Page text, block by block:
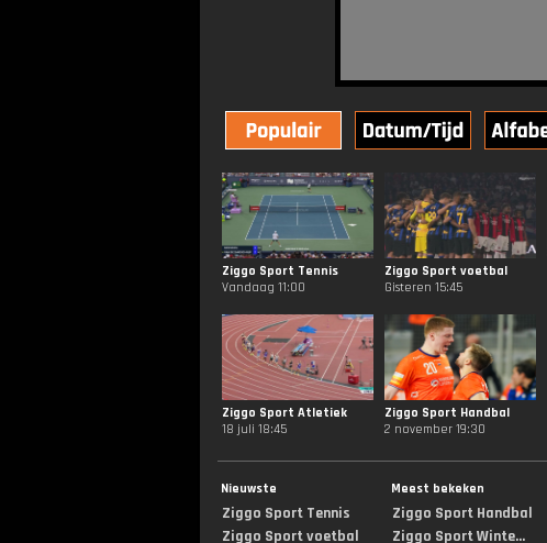
Ziggo Sport Tennis
Vandaag 11:00
Ziggo Sport voetbal
Gisteren 15:45
Ziggo Sport Atletiek
18 juli 18:45
Ziggo Sport Handbal
2 november 19:30
Nieuwste
Ziggo Sport Tennis
Ziggo Sport voetbal
Meest bekeken
Ziggo Sport Handbal
Ziggo Sport Winte...